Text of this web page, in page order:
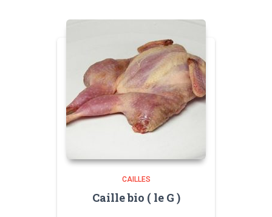
CAILLES
Caille bio ( le G )